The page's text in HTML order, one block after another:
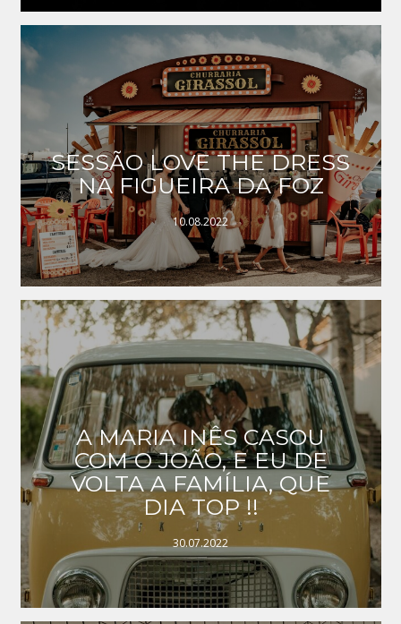
SESSÃO LOVE THE DRESS
NA FIGUEIRA DA FOZ
10.08.2022
A MARIA INÊS CASOU
COM O JOÃO, E EU DE
VOLTA A FAMÍLIA, QUE
DIA TOP !!
30.07.2022